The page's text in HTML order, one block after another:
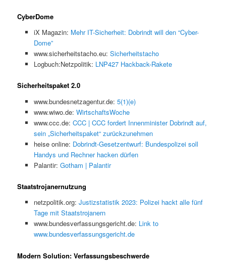
CyberDome
iX Magazin: Mehr IT-Sicherheit: Dobrindt will den “Cyber-
Dome”
www.sicherheitstacho.eu: Sicherheitstacho
Logbuch:Netzpolitik: LNP427 Hackback-Rakete
Sicherheitspaket 2.0
www.bundesnetzagentur.de: 5(1)(e)
www.wiwo.de: WirtschaftsWoche
www.ccc.de: CCC | CCC fordert Innenminister Dobrindt auf,
sein „Sicherheitspaket“ zurückzunehmen
heise online: Dobrindt-Gesetzentwurf: Bundespolizei soll
Handys und Rechner hacken dürfen
Palantir: Gotham | Palantir
Staatstrojanernutzung
netzpolitik.org: Justizstatistik 2023: Polizei hackt alle fünf
Tage mit Staatstrojanern
www.bundesverfassungsgericht.de: Link to
www.bundesverfassungsgericht.de
Modern Solution: Verfassungsbeschwerde